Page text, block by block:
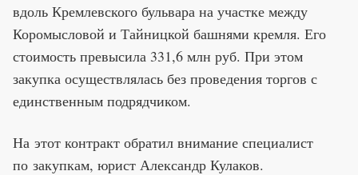
вдоль Кремлевского бульвара на участке между
Коромысловой и Тайницкой башнями кремля. Его
стоимость превысила 331,6 млн руб. При этом
закупка осуществлялась без проведения торгов с
единственным подрядчиком.
На этот контракт обратил внимание специалист
по закупкам, юрист Александр Кулаков.